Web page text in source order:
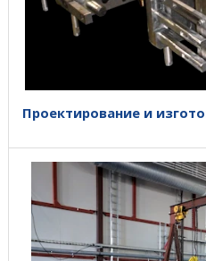
Проектирование и